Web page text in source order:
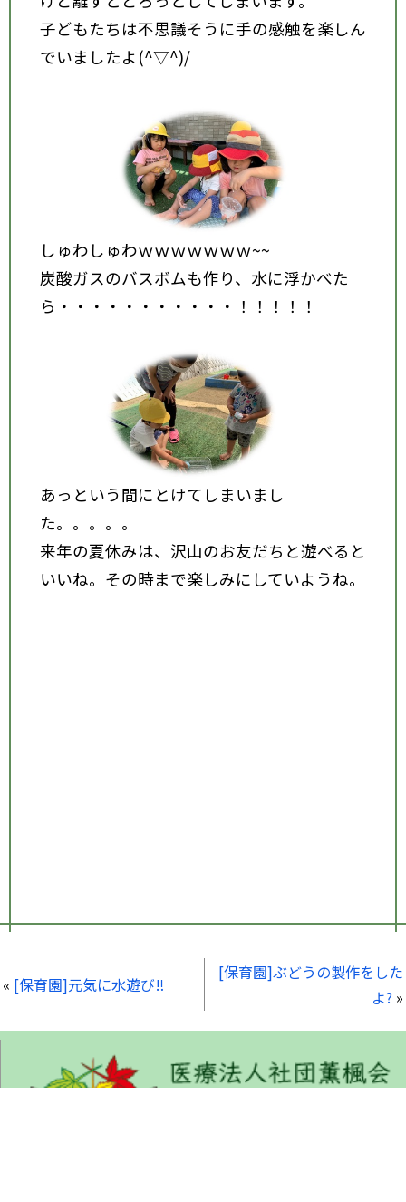
子どもたちは不思議そうに手の感触を楽しん
でいましたよ(^▽^)/
しゅわしゅわｗｗｗｗｗｗｗ~~
炭酸ガスのバスボムも作り、水に浮かべた
ら・・・・・・・・・・・！！！！！
あっという間にとけてしまいまし
た。。。。。
来年の夏休みは、沢山のお友だちと遊べると
いいね。その時まで楽しみにしていようね。
« [保育園]元気に水遊び‼
[保育園]ぶどうの製作をした
よ? »